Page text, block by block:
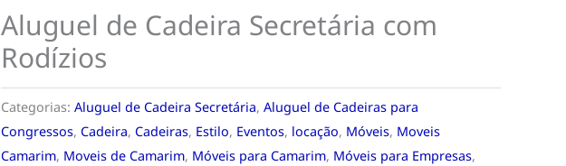
Aluguel de Cadeira Secretária com
Rodízios
Categorias: Aluguel de Cadeira Secretária, Aluguel de Cadeiras para
Congressos, Cadeira, Cadeiras, Estilo, Eventos, locação, Móveis, Moveis
Camarim, Moveis de Camarim, Móveis para Camarim, Móveis para Empresas,